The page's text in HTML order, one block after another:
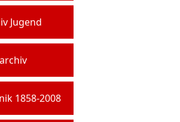
Jugend
1858-2008